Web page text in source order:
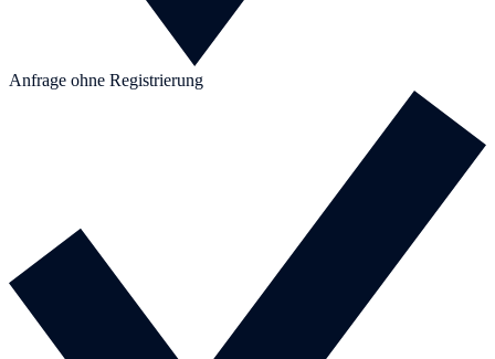
Anfrage ohne Registrierung